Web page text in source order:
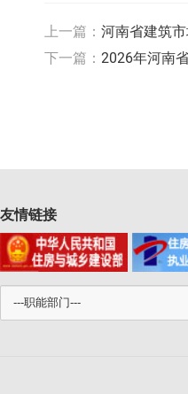
上一篇： 河南省建筑
下一篇： 2026年河南
友情链接